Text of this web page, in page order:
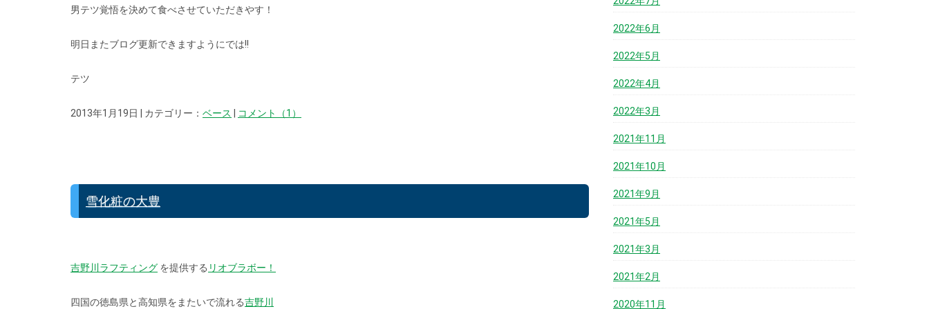
男テツ覚悟を決めて食べさせていただきやす！
明日またブログ更新できますようにでは!!
テツ
2013年1月19日 | カテゴリー： ベース コメント（1）
雪化粧の大豊
吉野川ラフティング を提供する リオブラボー！
四国の徳島県と高知県をまたいで流れる吉野川
2022年6月
2022年5月
2022年4月
2022年3月
2021年11月
2021年10月
2021年9月
2021年5月
2021年3月
2021年2月
2020年11月